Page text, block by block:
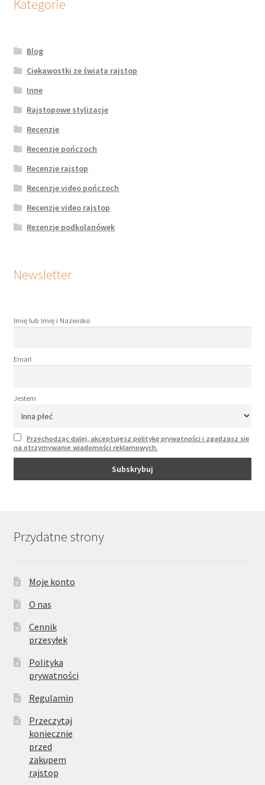
Kategorie
Blog
Ciekawostki ze świata rajstop
Inne
Rajstopowe stylizacje
Recenzje
Recenzje pończoch
Recenzje rajstop
Recenzje video pończoch
Recenzje video rajstop
Rezenzje podkolanówek
Newsletter
Imię lub Imię i Nazwisko
Email
Jestem
Przechodząc dalej, akceptujesz politykę prywatności i zgadzasz się
na otrzymywanie wiadomości reklamowych.
Przydatne strony
Moje konto
O nas
Cennik
przesyłek
Polityka
prywatności
Regulamin
Przeczytaj
koniecznie
przed
zakupem
rajstop